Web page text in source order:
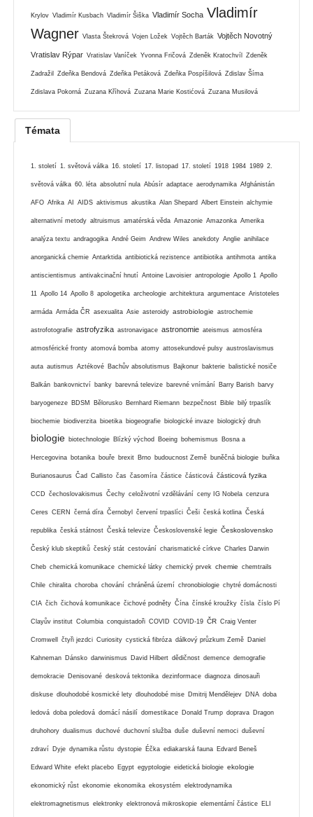
Krylov Vladimír Kusbach Vladimír Šiška Vladimír Socha Vladimír
Wagner Vlasta Štekrová Vojen Ložek Vojtěch Barták Vojtěch Novotný
Vratislav Rýpar Vratislav Vaníček Yvonna Fričová Zdeněk Kratochvíl Zdeněk
Zadražil Zdeňka Bendová Zdeňka Petáková Zdeňka Pospíšilová Zdislav Šíma
Zdislava Pokorná Zuzana Kříhová Zuzana Marie Kostićová Zuzana Musilová
Témata
1. století 1. světová válka 16. století 17. listopad 17. století 1918 1984 1989 2.
světová válka 60. léta absolutní nula Abúsír adaptace aerodynamika Afghánistán
AFO Afrika AI AIDS aktivismus akustika Alan Shepard Albert Einstein alchymie
alternativní metody altruismus amatérská věda Amazonie Amazonka Amerika
analýza textu andragogika André Geim Andrew Wiles anekdoty Anglie anihilace
anorganická chemie Antarktida antibiotická rezistence antibiotika antihmota antika
antiscientismus antivakcinační hnutí Antoine Lavoisier antropologie Apollo 1 Apollo
11 Apollo 14 Apollo 8 apologetika archeologie architektura argumentace Aristoteles
armáda Armáda ČR asexualita Asie asteroidy astrobiologie astrochemie
astrofotografie astrofyzika astronavigace astronomie ateismus atmosféra
atmosférické fronty atomová bomba atomy attosekundové pulsy austroslavismus
auta autismus Aztékové Bachův absolutismus Bajkonur bakterie balistické nosiče
Balkán bankovnictví banky barevná televize barevné vnímání Barry Barish barvy
baryogeneze BDSM Bělorusko Bernhard Riemann bezpečnost Bible bilý trpaslík
biochemie biodiverzita bioetika biogeografie biologické invaze biologický druh
biologie biotechnologie Blízký východ Boeing bohemismus Bosna a
Hercegovina botanika bouře brexit Brno budoucnost Země buněčná biologie buňka
Burianosaurus Čad Callisto čas časomíra částice částicová částicová fyzika
CCD čechoslovakismus Čechy celoživotní vzdělávání ceny IG Nobela cenzura
Ceres CERN černá díra Černobyl červení trpaslíci Češi česká kotlina Česká
republika česká státnost Česká televize Československé legie Československo
Český klub skeptiků český stát cestování charismatické církve Charles Darwin
Cheb chemická komunikace chemické látky chemický prvek chemie chemtrails
Chile chiralita choroba chování chráněná území chronobiologie chytré domácnosti
CIA čich čichová komunikace čichové podněty Čína čínské kroužky čísla číslo Pí
Clayův institut Columbia conquistadoři COVID COVID-19 ČR Craig Venter
Cromwell čtyři jezdci Curiosity cystická fibróza dálkový průzkum Země Daniel
Kahneman Dánsko darwinismus David Hilbert dědičnost demence demografie
demokracie Denisované desková tektonika dezinformace diagnoza dinosauři
diskuse dlouhodobé kosmické lety dlouhodobé mise Dmitrij Mendělejev DNA doba
ledová doba poledová domácí násilí domestikace Donald Trump doprava Dragon
druhohory dualismus duchové duchovní služba duše duševní nemoci duševní
zdraví Dyje dynamika růstu dystopie Éčka ediakarská fauna Edvard Beneš
Edward White efekt placebo Egypt egyptologie eidetická biologie ekologie
ekonomický růst ekonomie ekonomika ekosystém elektrodynamika
elektromagnetismus elektronky elektronová mikroskopie elementární částice ELI